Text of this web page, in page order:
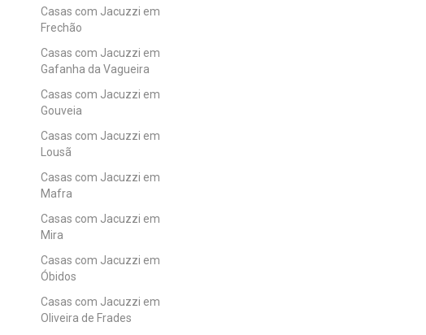
Casas com Jacuzzi em
Frechão
Casas com Jacuzzi em
Gafanha da Vagueira
Casas com Jacuzzi em
Gouveia
Casas com Jacuzzi em
Lousã
Casas com Jacuzzi em
Mafra
Casas com Jacuzzi em
Mira
Casas com Jacuzzi em
Óbidos
Casas com Jacuzzi em
Oliveira de Frades